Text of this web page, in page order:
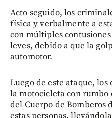
Acto seguido, los
física y verbalmente a
con múltiples
leves, debido a que la
automotor.
Luego de este ataque,
la motocicleta con rumbo
del Cuerpo de Bomberos